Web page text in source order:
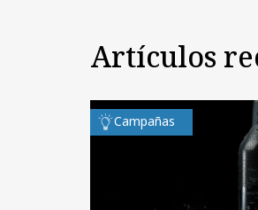
Artículos
Campañas